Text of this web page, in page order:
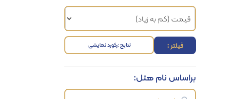
فیلتر : نتایج :رکورد نمایشی
براساس نام هتل: